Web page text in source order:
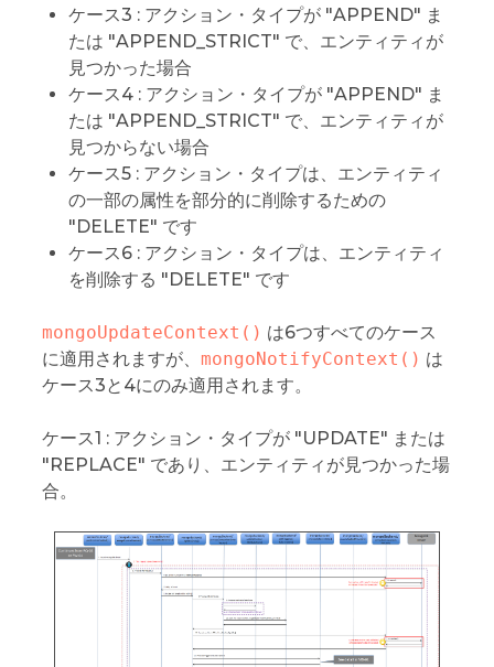
ケース3 : アクション・タイプが "APPEND" ま
たは "APPEND_STRICT" で、エンティティが
見つかった場合
ケース4 : アクション・タイプが "APPEND" ま
たは "APPEND_STRICT" で、エンティティが
見つからない場合
ケース5 : アクション・タイプは、エンティティ
の一部の属性を部分的に削除するための
"DELETE" です
ケース6 : アクション・タイプは、エンティティ
を削除する "DELETE" です
mongoUpdateContext() は6つすべてのケース
に適用されますが、 mongoNotifyContext() は
ケース3と4にのみ適用されます。
ケース1 : アクション・タイプが "UPDATE" または
"REPLACE" であり、エンティティが見つかった場
合。